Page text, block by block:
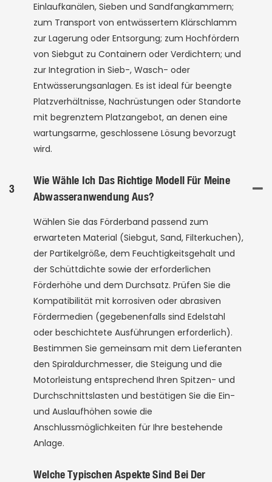
Einlaufkanälen, Sieben und Sandfangkammern;
zum Transport von entwässertem Klärschlamm
zur Lagerung oder Entsorgung; zum Hochfördern
von Siebgut zu Containern oder Verdichtern; und
zur Integration in Sieb-, Wasch- oder
Entwässerungsanlagen. Es ist ideal für beengte
Platzverhältnisse, Nachrüstungen oder Standorte
mit begrenztem Platzangebot, an denen eine
wartungsarme, geschlossene Lösung bevorzugt
wird.
3
Wie Wähle Ich Das Richtige Modell Für Meine
Abwasseranwendung Aus?
Wählen Sie das Förderband passend zum
erwarteten Material (Siebgut, Sand, Filterkuchen),
der Partikelgröße, dem Feuchtigkeitsgehalt und
der Schüttdichte sowie der erforderlichen
Förderhöhe und dem Durchsatz. Prüfen Sie die
Kompatibilität mit korrosiven oder abrasiven
Fördermedien (gegebenenfalls sind Edelstahl
oder beschichtete Ausführungen erforderlich).
Bestimmen Sie gemeinsam mit dem Lieferanten
den Spiraldurchmesser, die Steigung und die
Motorleistung entsprechend Ihren Spitzen- und
Durchschnittslasten und bestätigen Sie die Ein-
und Auslaufhöhen sowie die
Anschlussmöglichkeiten für Ihre bestehende
Anlage.
Welche Typischen Aspekte Sind Bei Der